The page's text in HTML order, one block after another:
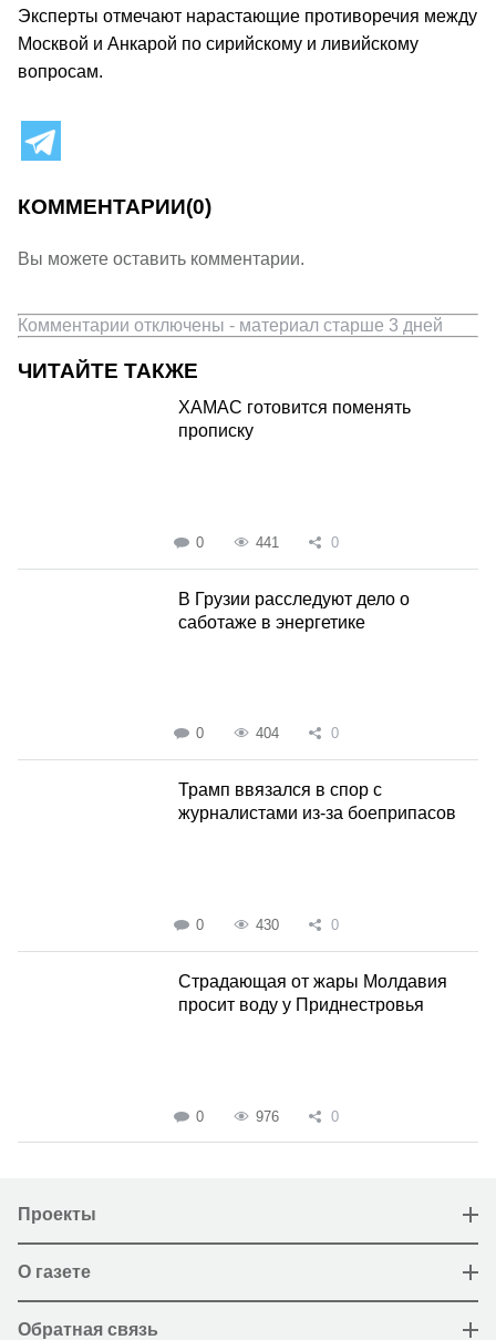
Эксперты отмечают нарастающие противоречия между
Москвой и Анкарой по сирийскому и ливийскому
вопросам.
КОММЕНТАРИИ(0)
Вы можете оставить комментарии.
Комментарии отключены - материал старше 3 дней
ЧИТАЙТЕ ТАКЖЕ
ХАМАС готовится поменять
прописку
0 441 0
В Грузии расследуют дело о
саботаже в энергетике
0 404 0
Трамп ввязался в спор с
журналистами из-за боеприпасов
0 430 0
Страдающая от жары Молдавия
просит воду у Приднестровья
0 976 0
Проекты
О газете
Обратная связь